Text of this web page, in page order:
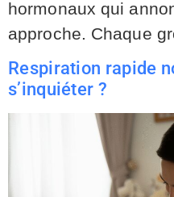
hormonaux qui
approche. Chaque
Respiration rapide
s’inquiéter ?